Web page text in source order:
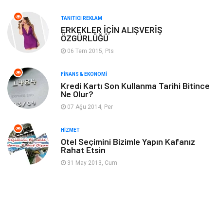
Tatil Genel Kültür
Emlak
Ev İşleri
Gençlik & Eğlence
Sigorta
Mobilya
TANITICI REKLAM
ERKEKLER İÇİN ALIŞVERİŞ
ÖZGÜRLÜĞÜ
06 Tem 2015, Pts
FINANS & EKONOMI
Kredi Kartı Son Kullanma Tarihi Bitince
Ne Olur?
07 Ağu 2014, Per
HIZMET
Otel Seçimini Bizimle Yapın Kafanız
Rahat Etsin
31 May 2013, Cum